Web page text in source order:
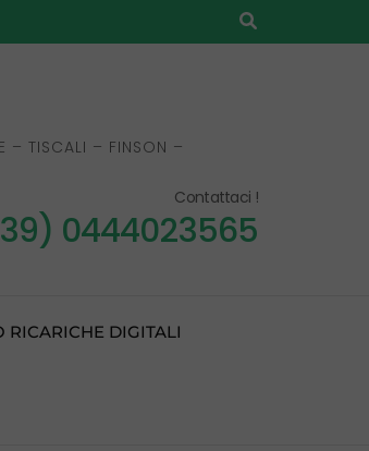
– TISCALI – FINSON –
Contattaci !
0444023565
RICARICHE DIGITALI